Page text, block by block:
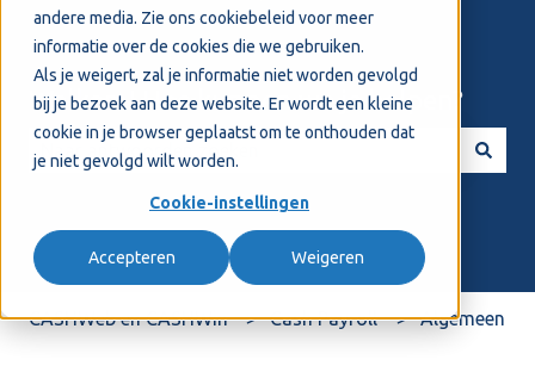
andere media. Zie ons cookiebeleid voor meer
informatie over de cookies die we gebruiken.
Als je weigert, zal je informatie niet worden gevolgd
bij je bezoek aan deze website. Er wordt een kleine
cookie in je browser geplaatst om te onthouden dat
je niet gevolgd wilt worden.
Cookie-instellingen
Accepteren Weigeren
Welkom! Hoe kunnen we je helpen?
CASHWeb en CASHWin Cash Payroll Algemeen